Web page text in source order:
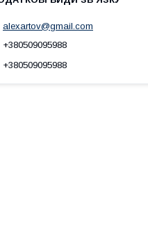
alexartov@gmail.com
+380509095988
+380509095988